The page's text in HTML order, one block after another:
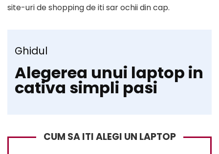
site-uri de shopping de iti sar ochii din cap.
Ghidul
Alegerea unui laptop in
cativa simpli pasi
CUM SA ITI ALEGI UN LAPTOP